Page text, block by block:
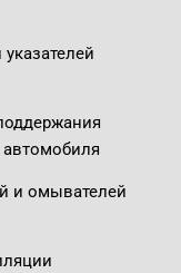
и омывателей